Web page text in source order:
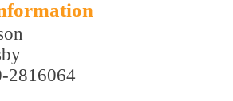
2816064